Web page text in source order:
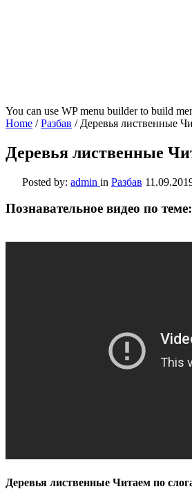
You can use WP menu builder to build
Home /Разбав / Деревья лиственные
Деревья лиственные
Posted by: admin in Разбав
Познавательное видео по теме:
Деревья лиственные Читаем по